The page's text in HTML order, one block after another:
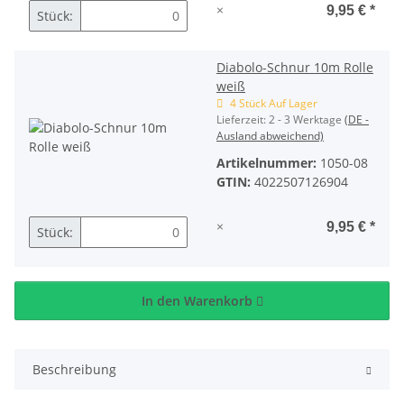
Stück: × 9,95 € *
Diabolo-Schnur 10m Rolle
weiß
4 Stück Auf Lager
Lieferzeit:2 - 3 Werktage (DE -
Ausland abweichend)
Artikelnummer: 1050-08
GTIN: 4022507126904
Stück: × 9,95 € *
In den Warenkorb
Beschreibung